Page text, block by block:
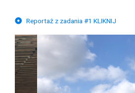
Reportaż z zadania #1 KLIKNIJ